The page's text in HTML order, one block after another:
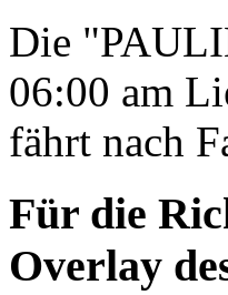
Die
06:00 am
fährt nach
Für die
Overlay